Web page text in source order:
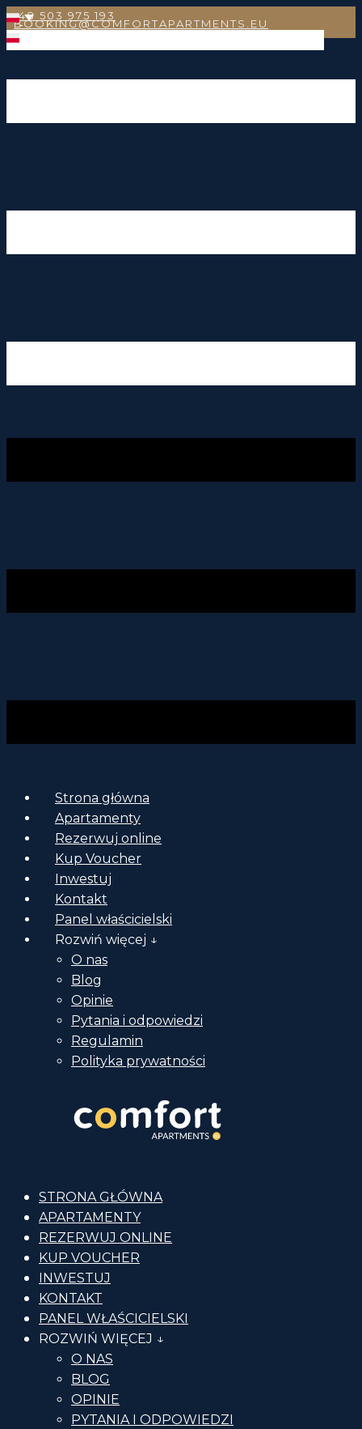
+48 503 975 193
BOOKING@COMFORTAPARTMENTS.EU
Strona główna
Apartamenty
Rezerwuj online
Kup Voucher
Inwestuj
Kontakt
Panel właścicielski
Rozwiń więcej ↓
O nas
Blog
Opinie
Pytania i odpowiedzi
Regulamin
Polityka prywatności
STRONA GŁÓWNA
APARTAMENTY
REZERWUJ ONLINE
KUP VOUCHER
INWESTUJ
KONTAKT
PANEL WŁAŚCICIELSKI
ROZWIŃ WIĘCEJ ↓
O NAS
BLOG
OPINIE
PYTANIA I ODPOWIEDZI